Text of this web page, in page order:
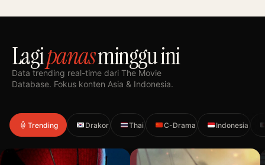
Lagipanasminggu ini
Data trending real-time dari The Movie
Database. Fokus konten Asia & Indonesia.
Trending Drakor Thai C-Drama Indonesia